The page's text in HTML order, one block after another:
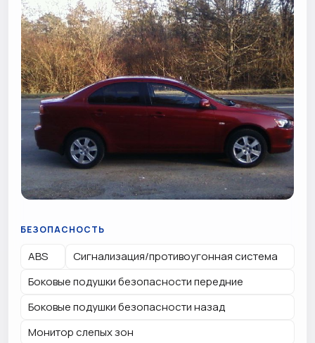
БЕЗОПАСНОСТЬ
ABS
Сигнализация/противоугонная система
Боковые подушки безопасности передние
Боковые подушки безопасности назад
Монитор слепых зон